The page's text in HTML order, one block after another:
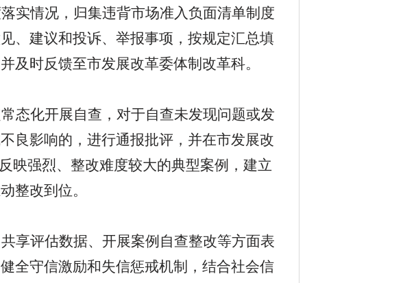
实情况，归集违背市场准入负面清单制度
、建议和投诉、举报事项，按规定汇总填
及时反馈至市发展改革委体制改革科。
态化开展自查，对于自查未发现问题或发
良影响的，进行通报批评，并在市发展改
映强烈、整改难度较大的典型案例，建立
整改到位。
享评估数据、开展案例自查整改等方面表
全守信激励和失信惩戒机制，结合社会信